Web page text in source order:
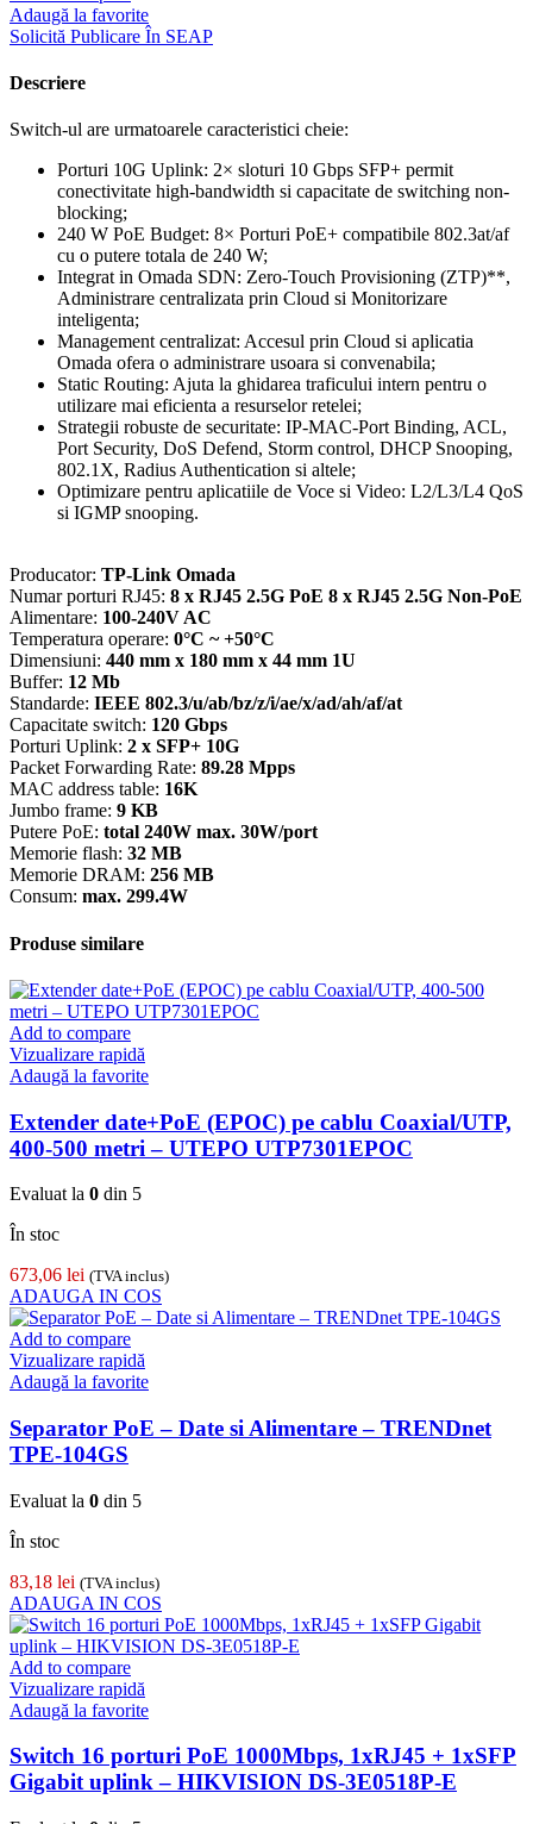
Adaugă la favorite
Solicită Publicare În SEAP
Descriere
Switch-ul are urmatoarele caracteristici cheie:
Porturi 10G Uplink: 2× sloturi 10 Gbps SFP+ permit
conectivitate high-bandwidth si capacitate de switching non-
blocking;
240 W PoE Budget: 8× Porturi PoE+ compatibile 802.3at/af
cu o putere totala de 240 W;
Integrat in Omada SDN: Zero-Touch Provisioning (ZTP)**,
Administrare centralizata prin Cloud si Monitorizare
inteligenta;
Management centralizat: Accesul prin Cloud si aplicatia
Omada ofera o administrare usoara si convenabila;
Static Routing: Ajuta la ghidarea traficului intern pentru o
utilizare mai eficienta a resurselor retelei;
Strategii robuste de securitate: IP-MAC-Port Binding, ACL,
Port Security, DoS Defend, Storm control, DHCP Snooping,
802.1X, Radius Authentication si altele;
Optimizare pentru aplicatiile de Voce si Video: L2/L3/L4 QoS
si IGMP snooping.
Producator: TP-Link Omada
Numar porturi RJ45: 8 x RJ45 2.5G PoE 8 x RJ45 2.5G Non-PoE
Alimentare: 100-240V AC
Temperatura operare: 0°C ~ +50°C
Dimensiuni: 440 mm x 180 mm x 44 mm 1U
Buffer: 12 Mb
Standarde: IEEE 802.3/u/ab/bz/z/i/ae/x/ad/ah/af/at
Capacitate switch: 120 Gbps
Porturi Uplink: 2 x SFP+ 10G
Packet Forwarding Rate: 89.28 Mpps
MAC address table: 16K
Jumbo frame: 9 KB
Putere PoE: total 240W max. 30W/port
Memorie flash: 32 MB
Memorie DRAM: 256 MB
Consum: max. 299.4W
Produse similare
Add to compare
Vizualizare rapidă
Adaugă la favorite
Extender date+PoE (EPOC) pe cablu Coaxial/UTP,
400-500 metri – UTEPO UTP7301EPOC
Evaluat la 0 din 5
În stoc
673,06 lei (TVA inclus)
ADAUGA IN COS
Add to compare
Vizualizare rapidă
Adaugă la favorite
Separator PoE – Date si Alimentare – TRENDnet
TPE-104GS
Evaluat la 0 din 5
În stoc
83,18 lei (TVA inclus)
ADAUGA IN COS
Add to compare
Vizualizare rapidă
Adaugă la favorite
Switch 16 porturi PoE 1000Mbps, 1xRJ45 + 1xSFP
Gigabit uplink – HIKVISION DS-3E0518P-E